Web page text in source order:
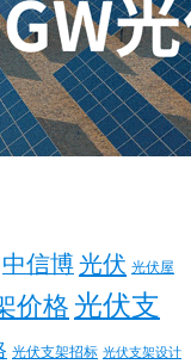
中信博光伏 光伏屋
价格 光伏支
光伏支架招标 光伏支架设计